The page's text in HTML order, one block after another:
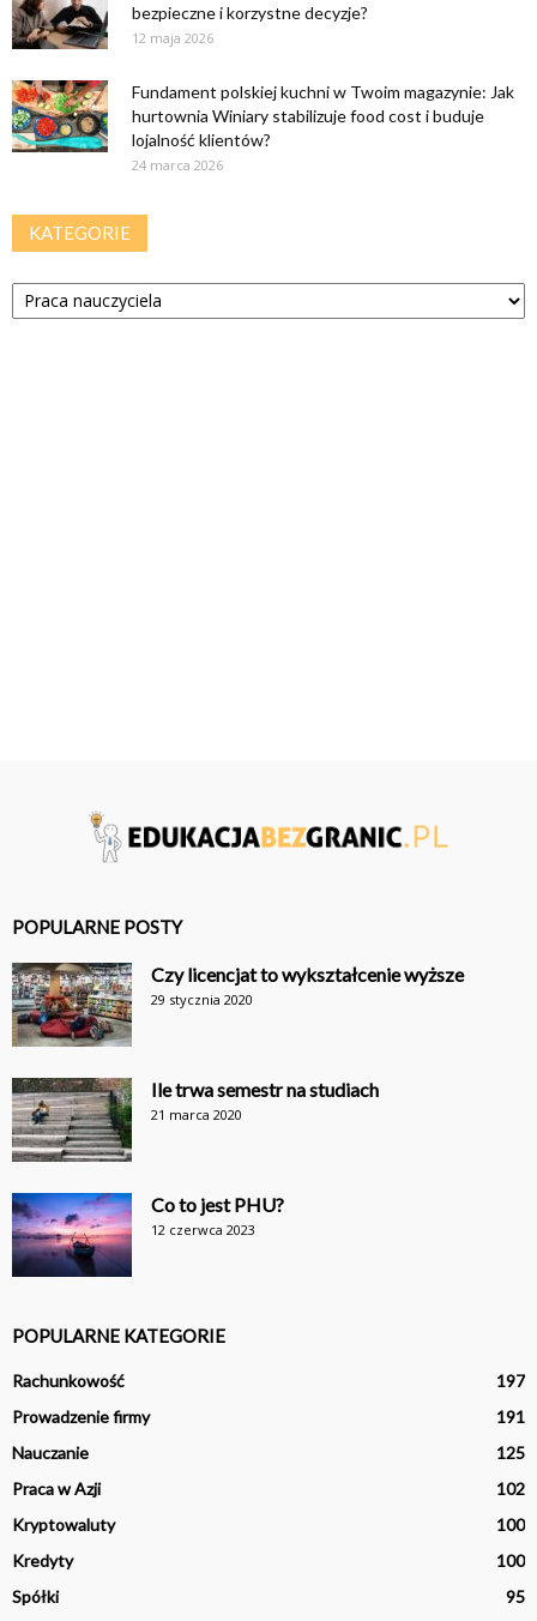
bezpieczne i korzystne decyzje?
12 maja 2026
Fundament polskiej kuchni w Twoim magazynie: Jak
hurtownia Winiary stabilizuje food cost i buduje
lojalność klientów?
24 marca 2026
KATEGORIE
Kategorie
POPULARNE POSTY
Czy licencjat to wykształcenie wyższe
29 stycznia 2020
Ile trwa semestr na studiach
21 marca 2020
Co to jest PHU?
12 czerwca 2023
POPULARNE KATEGORIE
Rachunkowość
197
Prowadzenie firmy
191
Nauczanie
125
Praca w Azji
102
Kryptowaluty
100
Kredyty
100
Spółki
95